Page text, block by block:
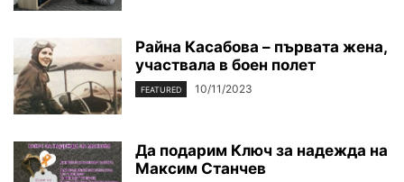
Райна Касабова – първата жена,
участвала в боен полет
FEATURED 10/11/2023
Да подарим Ключ за надежда на
Максим Станчев